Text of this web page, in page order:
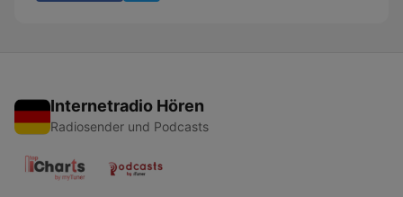
Internetradio Hören
Radiosender und Podcasts